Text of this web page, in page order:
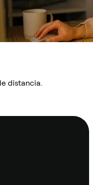
distancia.